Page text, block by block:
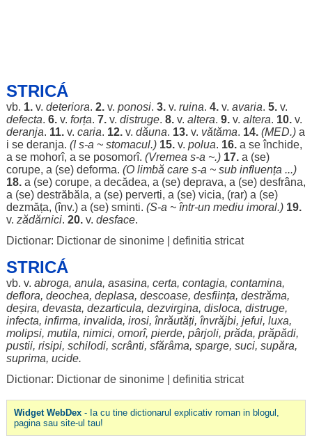
STRICÁ
vb. 1.v. deteriora. 2.v. ponosi. 3.v. ruina. 4.v. avaria. 5.v.
defecta. 6.v. forța. 7.v. distruge. 8.v. altera. 9.v. altera. 10.v.
deranja. 11.v. caria. 12.v. dăuna. 13.v. vătăma. 14. (MED.)a
i se deranja. (I s-a ~ stomacul.) 15.v. polua. 16.a seînchide,
a se mohorî, a se posomorî. (Vremea s-a ~.) 17.a (se)
corupe, a (se) deforma. (O limbă care s-a ~ sub influența ...)
18.a (se) corupe, a decădea, a (se) deprava, a (se) desfrâna,
a (se) destrăbăla, a (se) perverti, a (se) vicia, (rar) a (se)
dezmăța, (înv.) a (se) sminti. (S-a ~ într-un mediu imoral.) 19.
v. zădărnici. 20.v. desface.
Dictionar: Dictionar de sinonime| definitia stricat
STRICÁ
vb. v. abroga, anula, asasina, certa, contagia, contamina,
deflora, deochea, deplasa, descoase, desființa, destrăma,
deșira, devasta, dezarticula, dezvirgina, disloca, distruge,
infecta, infirma, invalida, irosi, înrăutăți, învrăjbi, jefui, luxa,
molipsi, mutila, nimici, omorî, pierde, pârjoli, prăda, prăpădi,
pustii, risipi, schilodi, scrânti, sfărâma, sparge, suci, supăra,
suprima, ucide.
Dictionar: Dictionar de sinonime| definitia stricat
Widget WebDex- Ia cu tine dictionarul explicativ roman in blogul,
pagina sau site-ul tau!